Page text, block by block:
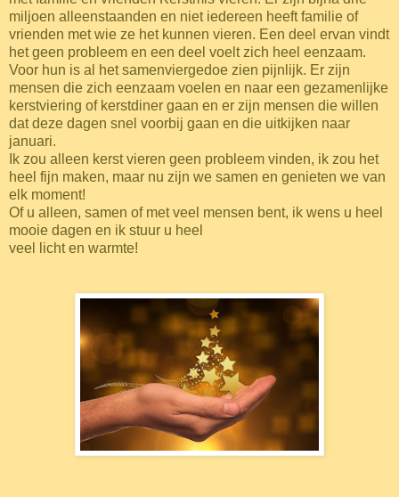
miljoen alleenstaanden en niet iedereen heeft familie of
vrienden met wie ze het kunnen vieren. Een deel ervan vindt
het geen probleem en een deel voelt zich heel eenzaam.
Voor hun is al het samenviergedoe zien pijnlijk. Er zijn
mensen die zich eenzaam voelen en naar een gezamenlijke
kerstviering of kerstdiner gaan en er zijn mensen die willen
dat deze dagen snel voorbij gaan en die uitkijken naar
januari.
Ik zou alleen kerst vieren geen probleem vinden, ik zou het
heel fijn maken, maar nu zijn we samen en genieten we van
elk moment!
Of u alleen, samen of met veel mensen bent, ik wens u heel
mooie dagen en ik stuur u heel
veel licht en warmte!